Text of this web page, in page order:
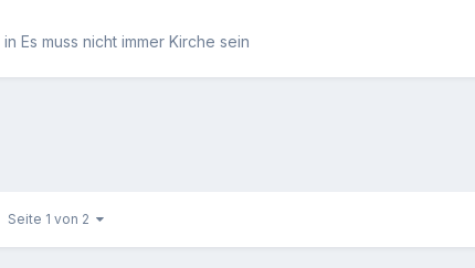
in Es muss nicht immer Kirche sein
Seite 1 von 2